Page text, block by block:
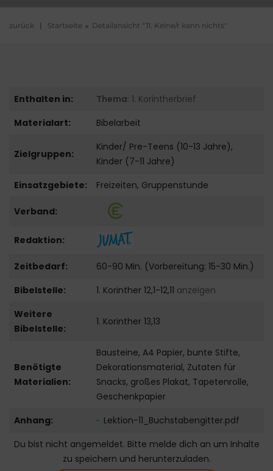
zurück | Startseite Detailansicht "11. Keine/r kann nichts"
Enthalten in: Thema: 1. Korintherbrief
Materialart:
Bibelarbeit
Zielgruppen:
Kinder/ Pre-Teens (10-13 Jahre),
Kinder (7-11 Jahre)
Einsatzgebiete:
Freizeiten, Gruppenstunde
Verband:
Redaktion:
Zeitbedarf:
60-90 Min. (Vorbereitung: 15-30 Min.)
Bibelstelle:
1. Korinther 12,1-12,11 anzeigen
Weitere
Bibelstelle:
1. Korinther 13,13
Benötigte
Materialien:
Bausteine, A4 Papier, bunte Stifte,
Dekorationsmaterial, Zutaten für
Snacks, großes Plakat, Tapetenrolle,
Geschenkpapier
Anhang:
Lektion-11_Buchstabengitter.pdf
Du bist nicht angemeldet. Bitte melde dich an um Inhalte
zu speichern und herunterzuladen.